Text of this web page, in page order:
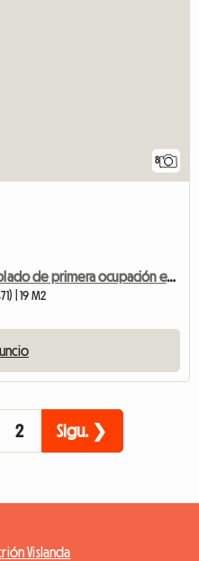
8
Apartamento compartido amueblado de primera ocupación en villa de la ciudad con jardín cerca de la universidad y S
| 19 M2
2 Sigu. ❯
Vislanda